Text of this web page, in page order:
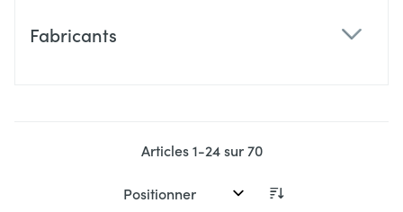
Fabricants
Articles1-24sur70
Trier par: